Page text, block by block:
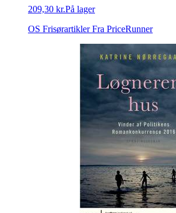
209,30 kr.På lager
OS Frisørartikler Fra PriceRunner